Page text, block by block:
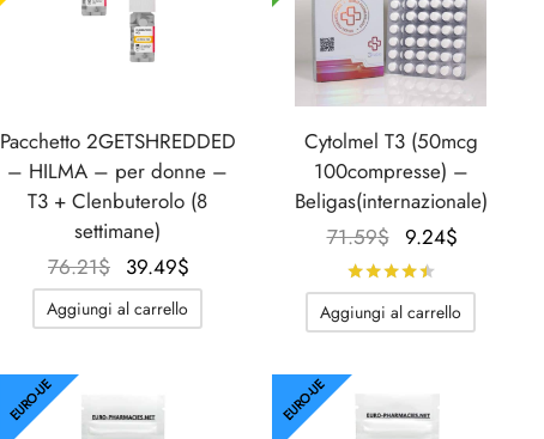
Pacchetto 2GETSHREDDED
– HILMA – per donne –
T3 + Clenbuterolo (8
settimane)
76.21$
Il
prezzo
originale
39.49$
prezzo
attuale
Aggiungi al carrello
Cytolmel T3 (50mcg
100compresse) –
Beligas(internazionale)
71.59$
Il
prezzo
originale
era:
9.24$
attuale
Aggiungi al carrello
EURO-UE EURO-UE